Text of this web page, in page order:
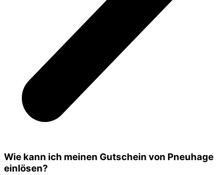
Wie kann ich meinen Gutschein von Pneuhage
einlösen?